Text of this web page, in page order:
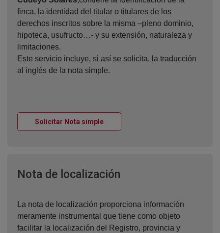
finca, la identidad del titular o titulares de los
derechos inscritos sobre la misma –pleno dominio,
hipoteca, usufructo…- y su extensión, naturaleza y
limitaciones.
Este servicio incluye, si así se solicita, la traducción
al inglés de la nota simple.
Solicitar Nota simpleVentana nueva
Nota de localización
La nota de localización proporciona información
meramente instrumental que tiene como objeto
facilitar la localización del Registro, provincia y